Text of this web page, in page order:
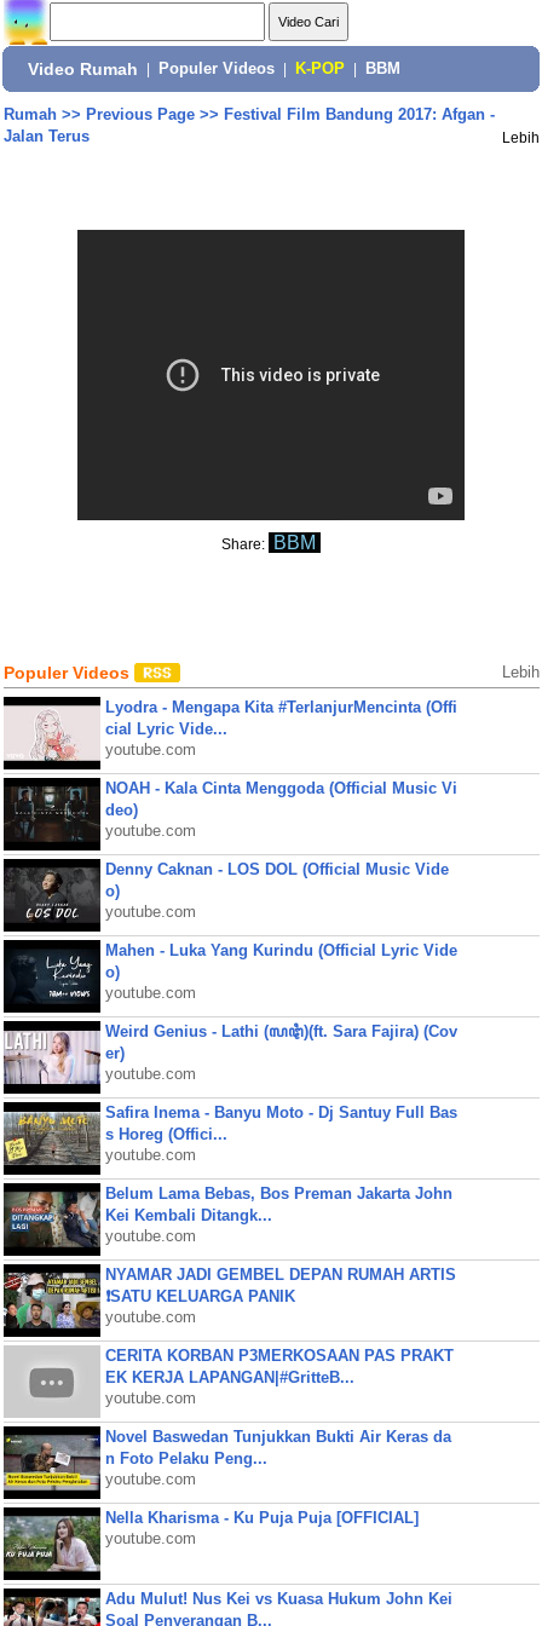
Video Rumah Populer Videos K-POP BBM
Rumah>> Previous Page>> Festival Film Bandung 2017: Afgan -
Jalan Terus
Lebih
Share: BBM
Populer Videos Lebih
Lyodra - Mengapa Kita #TerlanjurMencinta (Offi
cial Lyric Vide...
youtube.com
NOAH - Kala Cinta Menggoda (Official Music Vi
deo)
youtube.com
Denny Caknan - LOS DOL (Official Music Vide
o)
youtube.com
Mahen - Luka Yang Kurindu (Official Lyric Vide
o)
youtube.com
Weird Genius - Lathi (ꦭꦛꦶ)(ft. Sara Fajira) (Cov
er)
youtube.com
Safira Inema - Banyu Moto - Dj Santuy Full Bas
s Horeg (Offici...
youtube.com
Belum Lama Bebas, Bos Preman Jakarta John
Kei Kembali Ditangk...
youtube.com
NYAMAR JADI GEMBEL DEPAN RUMAH ARTIS
❗SATU KELUARGA PANIK
youtube.com
CERITA KORBAN P3MERKOSAAN PAS PRAKT
EK KERJA LAPANGAN|#GritteB...
youtube.com
Novel Baswedan Tunjukkan Bukti Air Keras da
n Foto Pelaku Peng...
youtube.com
Nella Kharisma - Ku Puja Puja [OFFICIAL]
youtube.com
Adu Mulut! Nus Kei vs Kuasa Hukum John Kei
Soal Penyerangan B...